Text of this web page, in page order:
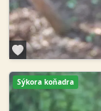
Sýkora koňadra